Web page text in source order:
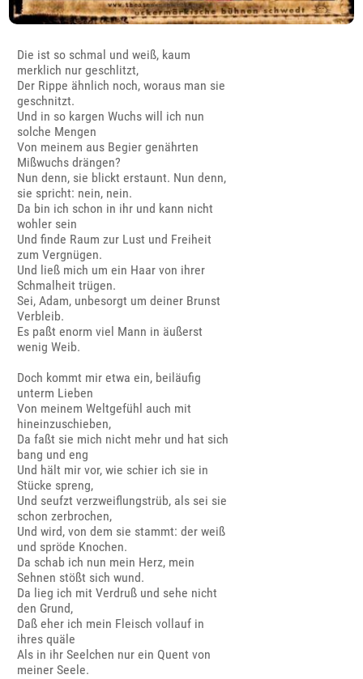
Die ist so schmal und weiß, kaum
merklich nur geschlitzt,
Der Rippe ähnlich noch, woraus man sie
geschnitzt.
Und in so kargen Wuchs will ich nun
solche Mengen
Von meinem aus Begier genährten
Mißwuchs drängen?
Nun denn, sie blickt erstaunt. Nun denn,
sie spricht: nein, nein.
Da bin ich schon in ihr und kann nicht
wohler sein
Und finde Raum zur Lust und Freiheit
zum Vergnügen.
Und ließ mich um ein Haar von ihrer
Schmalheit trügen.
Sei, Adam, unbesorgt um deiner Brunst
Verbleib.
Es paßt enorm viel Mann in äußerst
wenig Weib.
Doch kommt mir etwa ein, beiläufig
unterm Lieben
Von meinem Weltgefühl auch mit
hineinzuschieben,
Da faßt sie mich nicht mehr und hat sich
bang und eng
Und hält mir vor, wie schier ich sie in
Stücke spreng,
Und seufzt verzweiflungstrüb, als sei sie
schon zerbrochen,
Und wird, von dem sie stammt: der weiß
und spröde Knochen.
Da schab ich nun mein Herz, mein
Sehnen stößt sich wund.
Da lieg ich mit Verdruß und sehe nicht
den Grund,
Daß eher ich mein Fleisch vollauf in
ihres quäle
Als in ihr Seelchen nur ein Quent von
meiner Seele.